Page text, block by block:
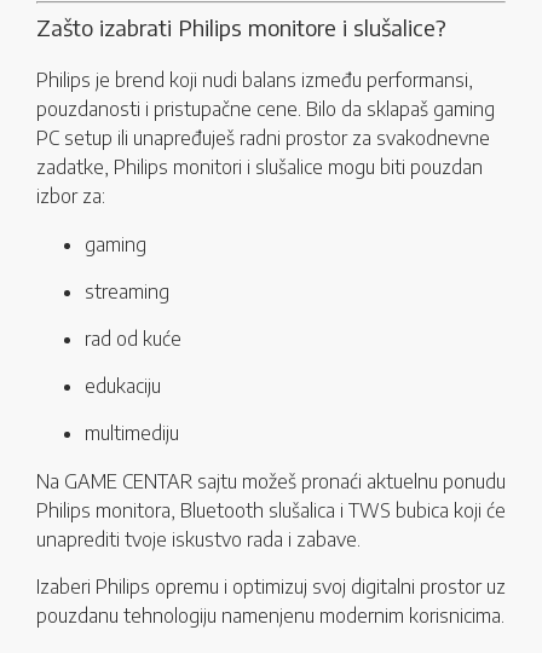
Zašto izabrati Philips monitore i slušalice?
Philips je brend koji nudi balans između performansi,
pouzdanosti i pristupačne cene. Bilo da sklapaš gaming
PC setup ili unapređuješ radni prostor za svakodnevne
zadatke, Philips monitori i slušalice mogu biti pouzdan
izbor za:
gaming
streaming
rad od kuće
edukaciju
multimediju
Na GAME CENTAR sajtu možeš pronaći aktuelnu ponudu
Philips monitora, Bluetooth slušalica i TWS bubica koji će
unaprediti tvoje iskustvo rada i zabave.
Izaberi Philips opremu i optimizuj svoj digitalni prostor uz
pouzdanu tehnologiju namenjenu modernim korisnicima.